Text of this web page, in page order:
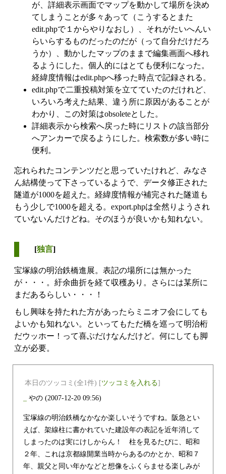
が、詳細表示画面でマップを動かして場所を決め
てしまうことが多々あって（こうするとまた
edit.phpで１からやりなおし）、それがたいへんい
らいらするものだったのだが（って自分だけだろ
うか）、動かしたマップのままで編集画面へ移れ
るようにした。個人的にはとても便利になった。
経緯度情報はedit.phpへ移った時点で記録される。
edit.phpで二重投稿対策を立てていたのだけれど、
いろいろ考えた結果、違う所に原因があることが
わかり、この対策はobsoleteとした。
詳細表示から検索へ戻った時にリストの該当部分
へアンカーで戻るようにした。検索数が多い時に
便利。
忘れられたコンテンツだと思っていたけれど、みなさ
ん結構使って下さっているようで、データ修正された
隧道が1000を超えた。経緯度情報が補完された隧道も
もう少しで1000を超える。export.phpは全然りようされ
ていないんだけどね。そのほうが良いかも知れない。
[独言]
宝塚線の明治鉄橋進展。表記の場所には無かった
が・・・。紆余曲折を経て収穫あり。さらには某所に
まだあるらしい・・・！
もし興味を持たれた方があったらミニオフ会にしても
よいかも知れない。といってもただ橋を巡って明治桁
だウッホー！って喜ぶだけなんだけど。何にしても脚
立が必要。
本日のツッコミ(全1件) [ツッコミを入れる]
やの (2007-12-20 09:56)
宝塚線の明治鉄橋なかなか楽しいそうですね。阪急とい
えば、架線柱に書かれていた建設年の表記を近年消して
しまったのは実にけしからん！ 柱を見るたびに、昭和
２年、これは京都線開業当時からあるのかとか、昭和７
年、親父と同い年かなどと想像をふくらませる楽しみが